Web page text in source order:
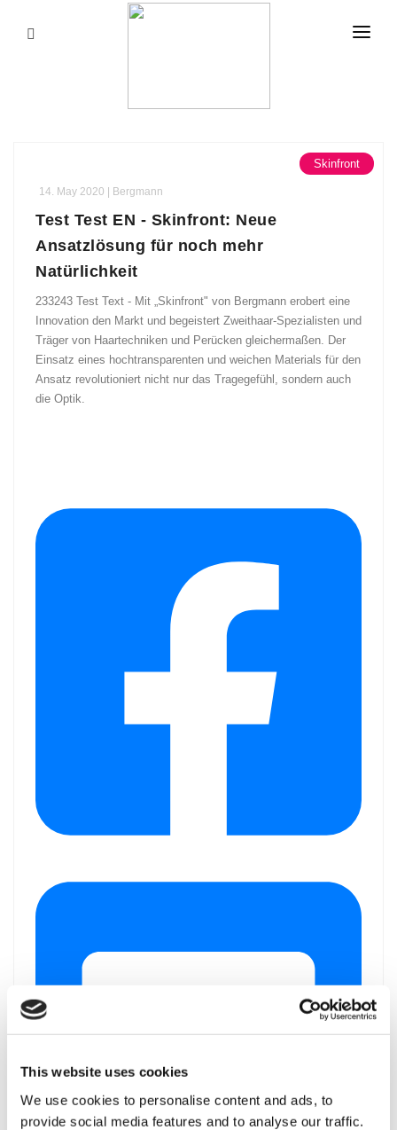
This website uses cookies
We use cookies to personalise content and ads, to
provide social media features and to analyse our traffic.
WORKSHOPS
HAIR TREATMENT
Skinfront
14. May 2020 | Bergmann
Test Test EN - Skinfront: Neue
Ansatzlösung für noch mehr
Natürlichkeit
233243 Test Text - Mit „Skinfront" von Bergmann erobert eine
Innovation den Markt und begeistert Zweithaar-Spezialisten und
Träger von Haartechniken und Perücken gleichermaßen. Der
Einsatz eines hochtransparenten und weichen Materials für den
Ansatz revolutioniert nicht nur das Tragegefühl, sondern auch
die Optik.